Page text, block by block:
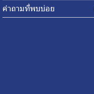
คำถามที่พบบ่อย